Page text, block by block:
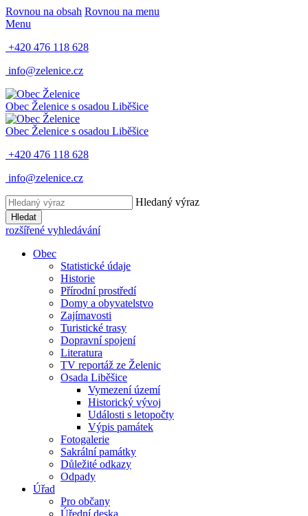
Rovnou na obsah Rovnou na menu
Menu
+420 476 118 628
info@zelenice.cz
Obec Želenice s osadou Liběšice
Obec Želenice s osadou Liběšice
+420 476 118 628
info@zelenice.cz
Hledaný výraz
Hledat
rozšířené vyhledávání
Obec
Statistické údaje
Historie
Přírodní prostředí
Domy a obyvatelstvo
Zajímavosti
Turistické trasy
Dopravní spojení
Literatura
TV reportáž ze Želenic
Osada Liběšice
Vymezení území
Historický vývoj
Události s letopočty
Výpis památek
Fotogalerie
Sakrální památky
Důležité odkazy
Odpady
Úřad
Pro občany
Úřední deska